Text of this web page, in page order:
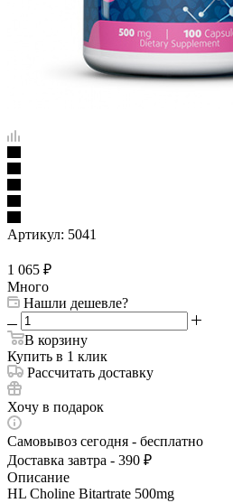
Артикул: 5041
1 065 ₽
Много
Нашли дешевле?
В корзину
Купить в 1 клик
Рассчитать доставку
Хочу в подарок
Самовывоз сегодня - бесплатно
Доставка завтра - 390 ₽
Описание
HL Choline Bitartrate 500mg